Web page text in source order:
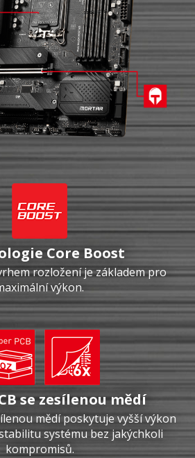
Core Boost
rozložení je základem pro
výkon.
se zesílenou mědí
mědí poskytuje vyšší výkon
systému bez jakýchkoli
kompromisů.